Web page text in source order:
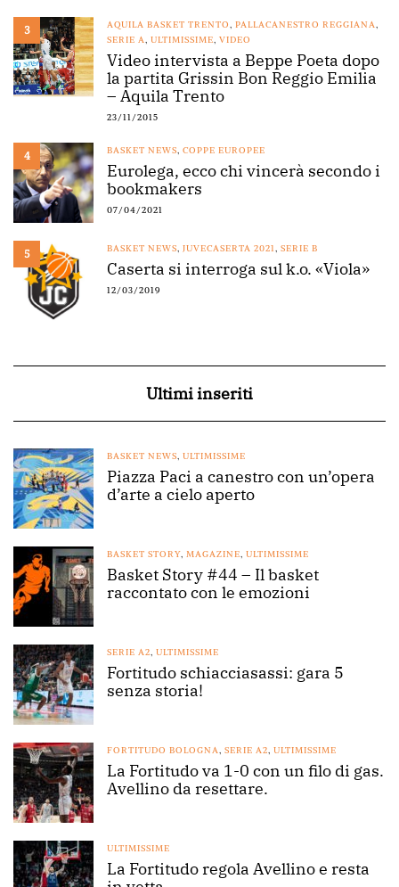
3 AQUILA BASKET TRENTO, PALLACANESTRO REGGIANA,
SERIE A, ULTIMISSIME, VIDEO
Video intervista a Beppe Poeta dopo
la partita Grissin Bon Reggio Emilia
– Aquila Trento
23/11/2015
4 BASKET NEWS, COPPE EUROPEE
Eurolega, ecco chi vincerà secondo i
bookmakers
07/04/2021
5 BASKET NEWS, JUVECASERTA 2021, SERIE B
Caserta si interroga sul k.o. «Viola»
12/03/2019
Ultimi inseriti
BASKET NEWS, ULTIMISSIME
Piazza Paci a canestro con un’opera
d’arte a cielo aperto
BASKET STORY, MAGAZINE, ULTIMISSIME
Basket Story #44 – Il basket
raccontato con le emozioni
SERIE A2, ULTIMISSIME
Fortitudo schiacciasassi: gara 5
senza storia!
FORTITUDO BOLOGNA, SERIE A2, ULTIMISSIME
La Fortitudo va 1-0 con un filo di gas.
Avellino da resettare.
ULTIMISSIME
La Fortitudo regola Avellino e resta